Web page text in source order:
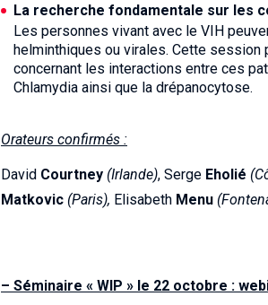
La recherche fondamentale sur les
Les personnes vivant avec le VIH
helminthiques ou virales. Cette
concernant les interactions entre ces
Chlamydia ainsi que la drépanocytose.
Orateurs confirmés :
David Courtney (Irlande), Serge Eholié
Matkovic (Paris), Elisabeth Menu
– Séminaire « WIP » le 22 octobre :